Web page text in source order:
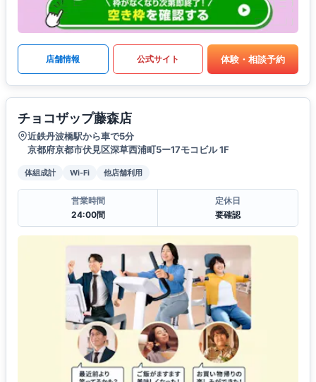
店舗情報 公式サイト 体験・相談予約
チョコザップ藤森店
近鉄丹波橋駅から車で5分
京都府京都市伏見区深草西浦町5ー17モコビル 1F
体組成計 Wi-Fi 他店舗利用
営業時間
24:00間
定休日
要確認